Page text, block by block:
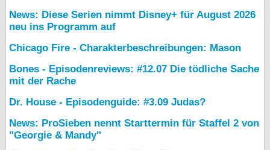
News: Diese Serien nimmt Disney+ für August 2026
neu ins Programm auf
Chicago Fire - Charakterbeschreibungen: Mason
Bones - Episodenreviews: #12.07 Die tödliche Sache
mit der Rache
Dr. House - Episodenguide: #3.09 Judas?
News: ProSieben nennt Starttermin für Staffel 2 von
"Georgie & Mandy"